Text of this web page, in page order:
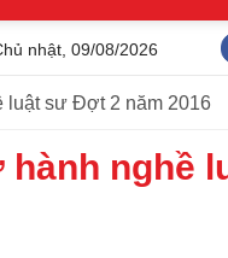
Hà Nội kiện toàn tổ
nhật, 09/08/2026
luật sư Đợt 2 năm 2016
hành nghề